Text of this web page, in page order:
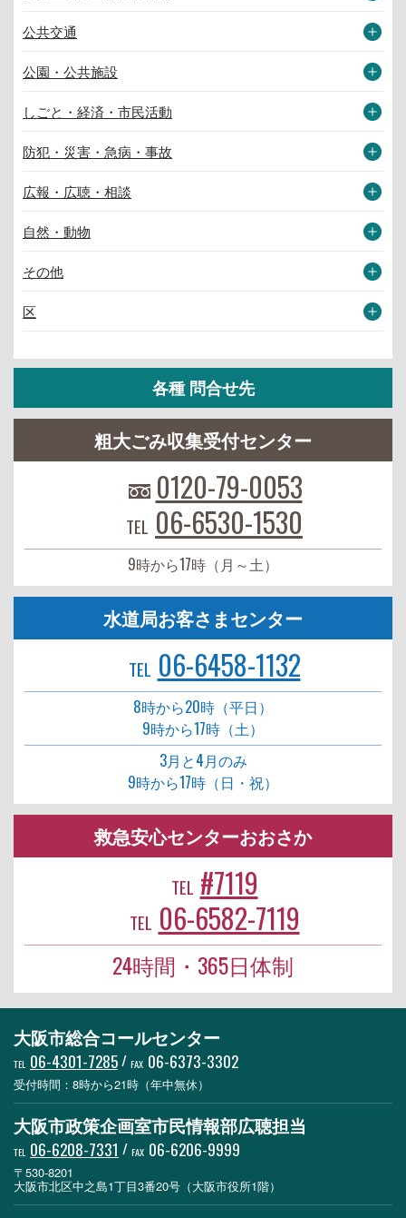
公共交通
公園・公共施設
しごと・経済・市民活動
防犯・災害・急病・事故
広報・広聴・相談
自然・動物
その他
区
各種 問合せ先
粗大ごみ収集受付センター
0120-79-0053
TEL 06-6530-1530
9時から17時（月～土）
水道局お客さまセンター
TEL 06-6458-1132
8時から20時（平日）
9時から17時（土）
3月と4月のみ
9時から17時（日・祝）
救急安心センターおおさか
TEL #7119
TEL 06-6582-7119
24時間・365日体制
大阪市総合コールセンター
TEL 06-4301-7285/ FAX 06-6373-3302
受付時間：8時から21時（年中無休）
大阪市政策企画室市民情報部広聴担当
TEL 06-6208-7331 / FAX 06-6206-9999
〒530-8201
大阪市北区中之島1丁目3番20号（大阪市役所1階）